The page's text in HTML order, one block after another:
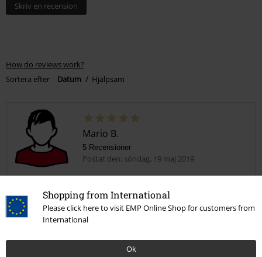
Shopping from International
Please click here to visit EMP Online Shop for customers from
International
Ok
Skriv en recension
How do reviews work?
Sortera efter
Datum Hjälpsam
Mario B.
5 Recensioner
Postat den: söndag, 19 maj 2019
Grymt keps
Bra kvalitet,precis som Metallica.